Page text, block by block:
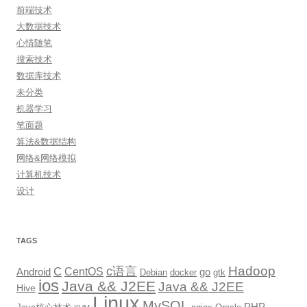
前端技术
大数据技术
心情随笔
搜索技术
数据库技术
未分类
机器学习
笔面题
算法&数据结构
网络&网络模拟
计算机技术
设计
TAGS
Android C CentOS c语言 Debian docker go gtk Hadoop
Hive ios Java && J2EE Java && J2EE